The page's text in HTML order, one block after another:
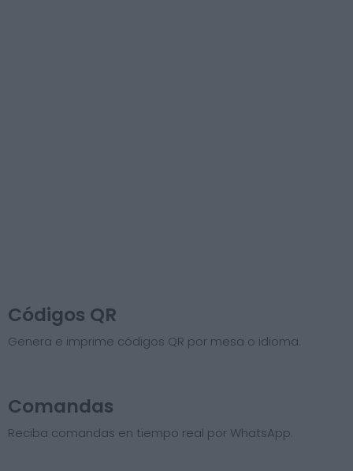
Códigos QR
Genera e imprime códigos QR por mesa o idioma.
Comandas
Reciba comandas en tiempo real por WhatsApp.